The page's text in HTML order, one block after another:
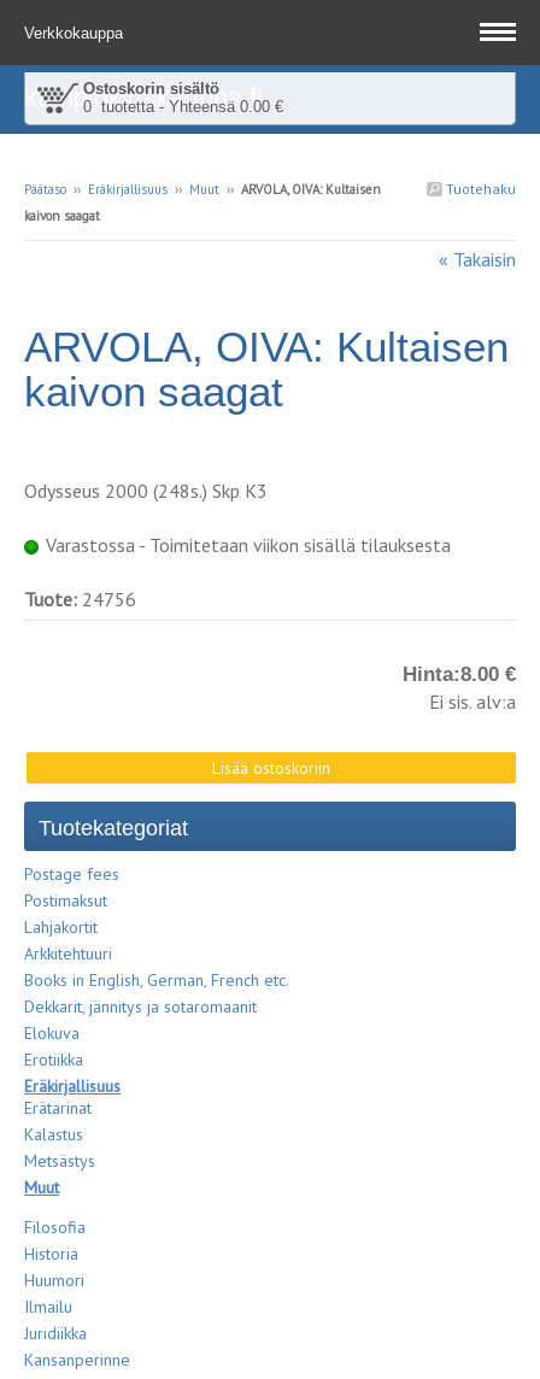
Verkkokauppa
Ostoskorin sisältö
0 tuotetta - Yhteensä 0.00 €
kampinkirjakauppa.fi
Tuotehaku
Päätaso ›› Eräkirjallisuus ›› Muut ›› ARVOLA, OIVA: Kultaisen
kaivon saagat
« Takaisin
ARVOLA, OIVA: Kultaisen
kaivon saagat
Odysseus 2000 (248s.) Skp K3
Varastossa - Toimitetaan viikon sisällä tilauksesta
Tuote: 24756
Hinta:8.00 €
Ei sis. alv:a
Tuotekategoriat
Postage fees
Postimaksut
Lahjakortit
Arkkitehtuuri
Books in English, German, French etc.
Dekkarit, jännitys ja sotaromaanit
Elokuva
Erotiikka
Eräkirjallisuus
Erätarinat
Kalastus
Metsästys
Muut
Filosofia
Historia
Huumori
Ilmailu
Juridiikka
Kansanperinne